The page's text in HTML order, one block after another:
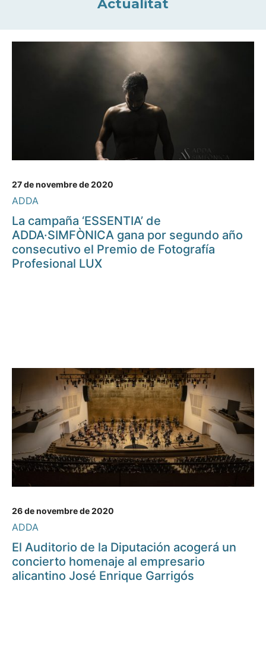
Actualitat
27 de novembre de 2020
ADDA
La campaña ‘ESSENTIA’ de
ADDA·SIMFÒNICA gana por segundo año
consecutivo el Premio de Fotografía
Profesional LUX
26 de novembre de 2020
ADDA
El Auditorio de la Diputación acogerá un
concierto homenaje al empresario
alicantino José Enrique Garrigós